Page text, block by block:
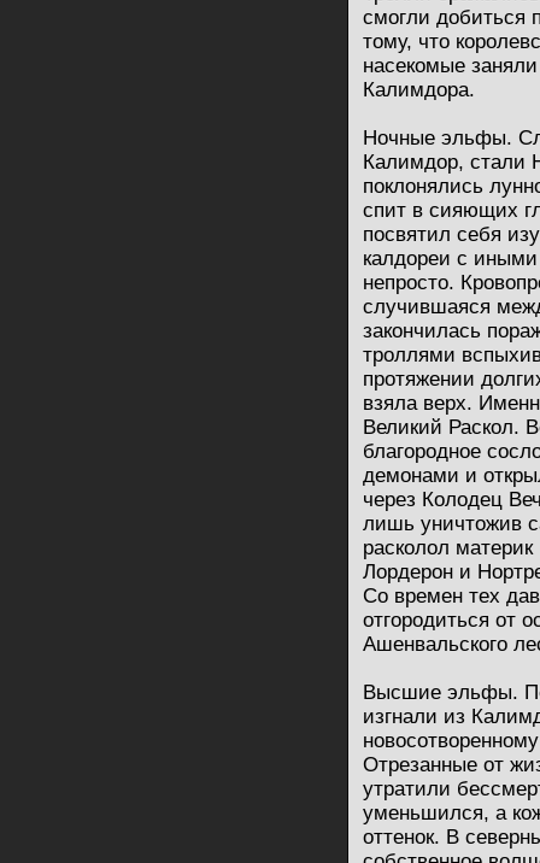
смогли добиться
тому, что
насекомые
Калимдора.
Ночные эльфы.
Калимдор, стали
поклонялись
спит в сияющих
посвятил себя
калдореи с
непросто.
случившаяся
закончилась
троллями
протяжении
взяла верх.
Великий Раскол.
благородное
демонами и
через Колодец
лишь уничтожив
расколол
Лордерон и
Со времен тех
отгородиться от
Ашенвальского
Высшие эльфы.
изгнали из
Отрезанные от
утратили
уменьшился, а
оттенок. В